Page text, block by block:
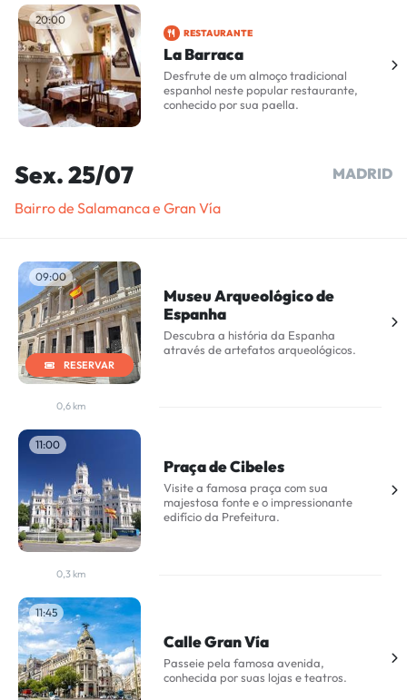
20:00
RESTAURANTE
La Barraca
Desfrute de um almoço tradicional
espanhol neste popular restaurante,
conhecido por sua paella.
Sex. 25/07
MADRID
Bairro de Salamanca e Gran Vía
09:00
RESERVAR
Museu Arqueológico de
Espanha
Descubra a história da Espanha
através de artefatos arqueológicos.
0,6 km
11:00
Praça de Cibeles
Visite a famosa praça com sua
majestosa fonte e o impressionante
edifício da Prefeitura.
0,3 km
11:45
Calle Gran Vía
Passeie pela famosa avenida,
conhecida por suas lojas e teatros.